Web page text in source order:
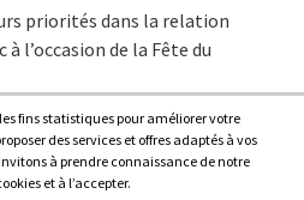
priorités dans la relation
l’occasion de la Fête du
fins statistiques pour améliorer votre
des services et offres adaptés à vos
à prendre connaissance de notre
et à l’accepter.